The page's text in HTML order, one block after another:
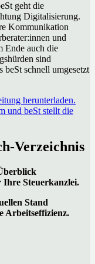
geht die
Digitalisierung.
Kommunikation
und
Ende auch die
sind
beSt schnell umgesetzt
herunterladen.
und beSt stellt die
Verzeichnis
Steuerkanzlei.
Stand
Arbeitseffizienz.